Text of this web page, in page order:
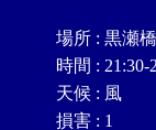
場所 : 黒瀬
時間 : 21:30-
天候 : 風
損害 : 1